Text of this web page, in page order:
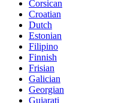
Corsican
Croatian
Dutch
Estonian
Filipino
Finnish
Frisian
Galician
Georgian
Gujarati